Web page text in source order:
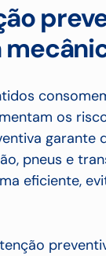
os
garante
pneus e
eficiente,